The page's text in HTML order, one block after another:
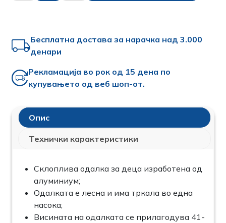
Бесплатна достава за нарачка над 3.000
денари
Рекламација во рок од 15 дена по
купувањето од веб шоп-от.
Опис
Технички карактеристики
Склоплива одалка за деца изработена од
алуминиум;
Одалката е лесна и има тркала во една
насока;
Висината на одалката се прилагодува 41-